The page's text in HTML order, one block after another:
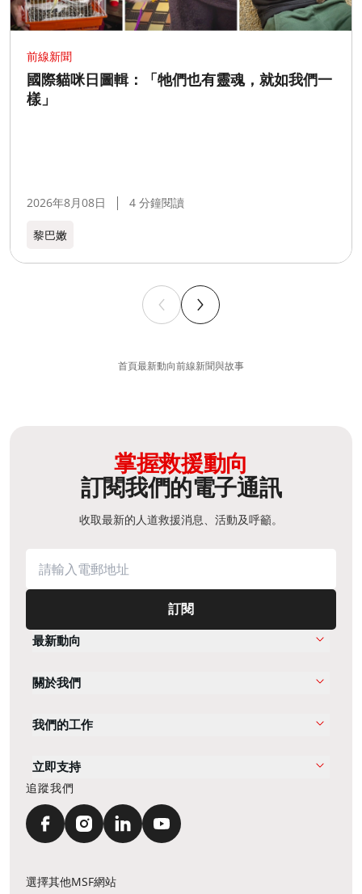
前線新聞
國際貓咪日圖輯：「牠們也有靈魂，就如我們一
樣」
2026年8月08日 4 分鐘閱讀
黎巴嫩​
首頁最新動向前線新聞與故事
掌握救援動向
訂閱我們的電子通訊
收取最新的人道救援消息、活動及呼籲。
訂閱
最新動向
關於我們
我們的工作
立即支持
追蹤我們
選擇其他MSF網站